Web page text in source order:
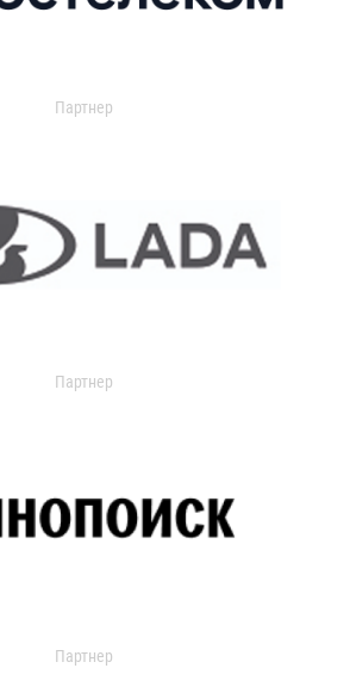
Партнер
Партнер
Партнер